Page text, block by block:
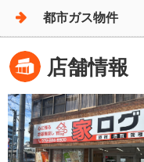
都市ガス物件
店舗情報